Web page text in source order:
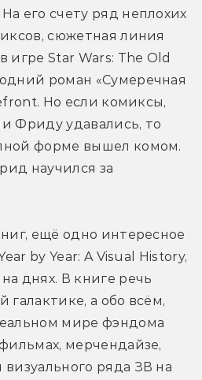
его счету ряд неплохих
сюжетная линия
игре Star Wars: The Old
роман «Сумеречная
Но если комиксы,
Фриду удавались, то
форме вышел комом.
научился за
ещё одно интересное
by Year: A Visual History,
днях. В книге речь
галактике, а обо всём,
мире фэндома
мерчендайзе,
ряда ЗВ на